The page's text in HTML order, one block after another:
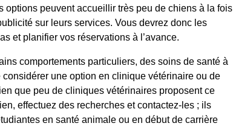
options peuvent accueillir très peu de chiens à la fois
sur leurs services. Vous devrez donc les
et planifier vos réservations à l’avance.
comportements particuliers, des soins de santé à
une option en clinique vétérinaire ou de
que peu de cliniques vétérinaires proposent ce
effectuez des recherches et contactez-les ; ils
en santé animale ou en début de carrière